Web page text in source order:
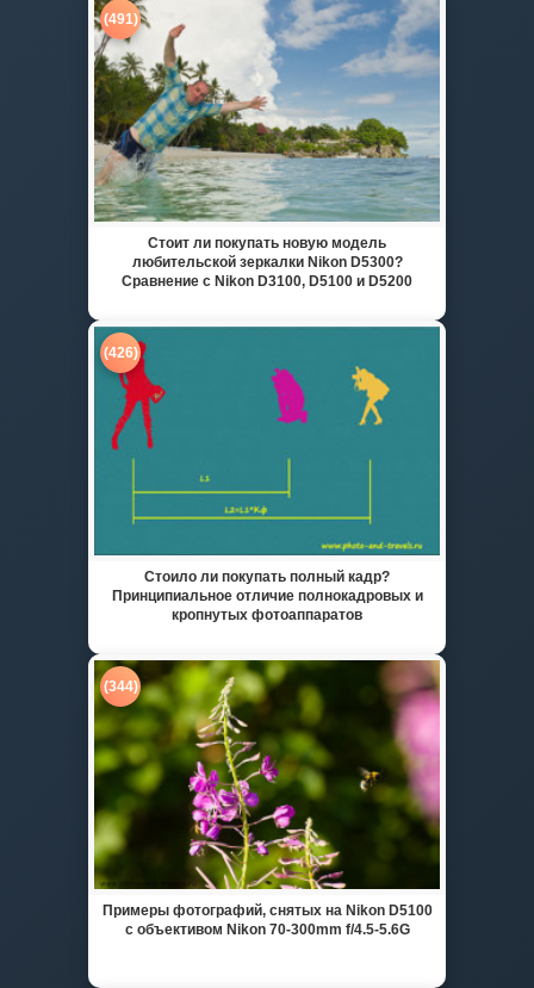
(491)
Стоит ли покупать новую модель
любительской зеркалки Nikon D5300?
Сравнение с Nikon D3100, D5100 и D5200
(426)
Стоило ли покупать полный кадр?
Принципиальное отличие полнокадровых и
кропнутых фотоаппаратов
(344)
Примеры фотографий, снятых на Nikon D5100
с объективом Nikon 70-300mm f/4.5-5.6G